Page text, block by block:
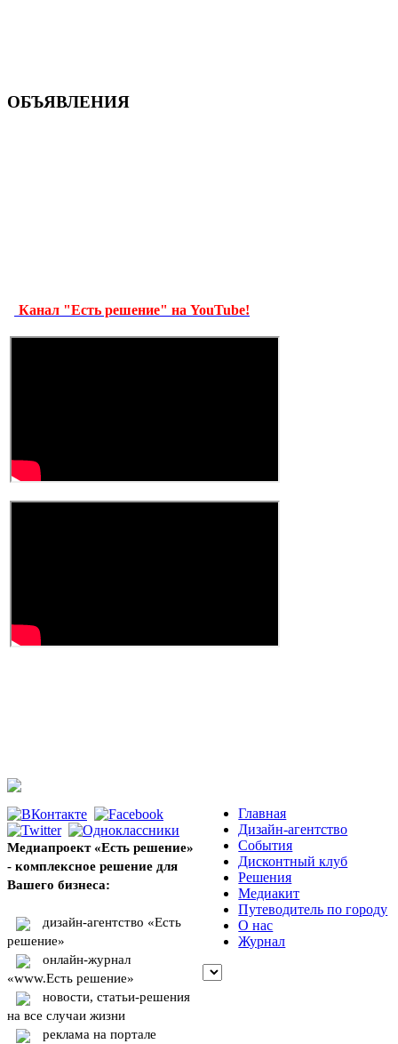
ОБЪЯВЛЕНИЯ
Канал "Есть решение" на YouTube!
Медиапроект «Есть решение»
- комплексное решение для
Вашего бизнеса:
дизайн-агентство «Есть
решение»
онлайн-журнал
«www.Есть решение»
новости, статьи-решения
на все случаи жизни
реклама на портале
Главная
Дизайн-агентство
События
Дисконтный клуб
Решения
Медиакит
Путеводитель по городу
О нас
Журнал